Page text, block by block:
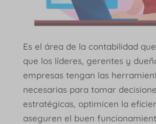
Es el área de la contabilidad
que los líderes, gerentes y
empresas tengan las
necesarias para tomar
estratégicas, optimicen la
aseguren el buen